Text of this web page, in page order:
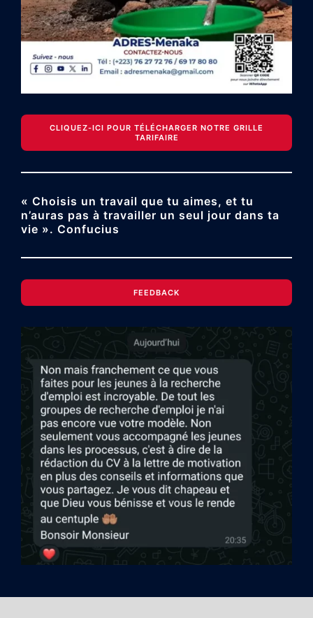
CLIQUEZ-ICI POUR TÉLÉCHARGER NOTRE GRILLE
TARIFAIRE
« Choisis un travail que tu aimes, et tu
n’auras pas à travailler un seul jour dans ta
vie ». Confucius
FEEDBACK